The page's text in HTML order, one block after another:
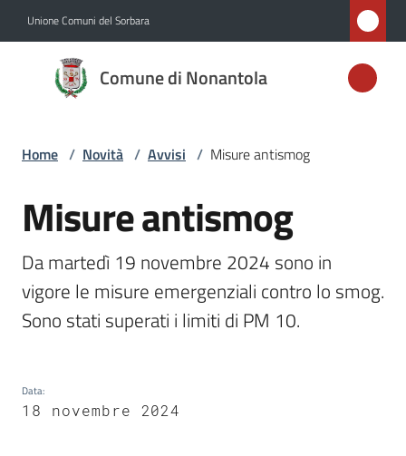
Unione Comuni del Sorbara
Comune di Nonantola
Comune di
Nonantola
Amministrazione
Novità
Menu selezionato
Servizi
Vivere
Home / Novità / Avvisi / Misure antismog
Salta al contenuto
Misure antismog
Da martedì 19 novembre 2024 sono in
vigore le misure emergenziali contro lo smog.
Sono stati superati i limiti di PM 10.
Data:
18 novembre 2024